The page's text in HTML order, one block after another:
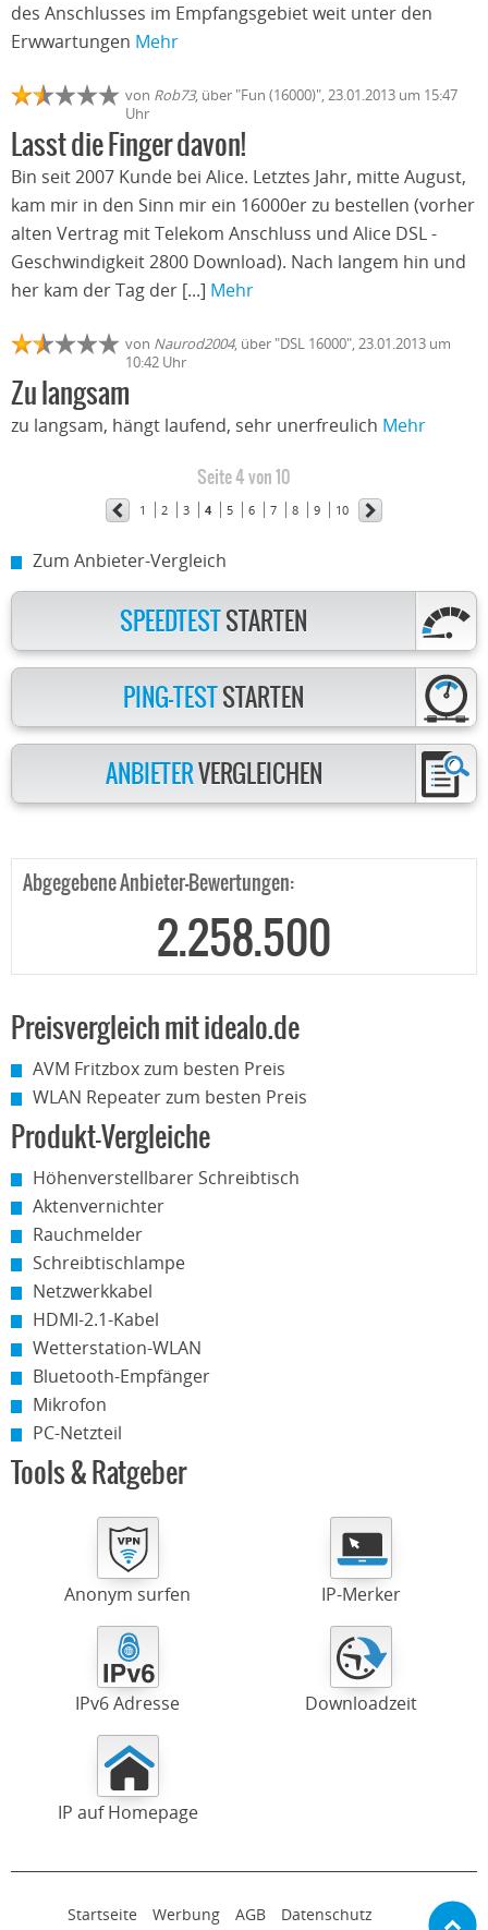
des Anschlusses im Empfangsgebiet weit unter den
Erwwartungen Mehr
von Rob73, über "Fun (16000)", 23.01.2013 um 15:47
Uhr
Lasst die Finger davon!
Bin seit 2007 Kunde bei Alice. Letztes Jahr, mitte August,
kam mir in den Sinn mir ein 16000er zu bestellen (vorher
alten Vertrag mit Telekom Anschluss und Alice DSL -
Geschwindigkeit 2800 Download). Nach langem hin und
her kam der Tag der [...] Mehr
von Naurod2004, über "DSL 16000", 23.01.2013 um
10:42 Uhr
Zu langsam
zu langsam, hängt laufend, sehr unerfreulich Mehr
Seite 4 von 10
1 2 3 4 5 6 7 8 9 10
Zum Anbieter-Vergleich
SPEEDTESTSTARTEN
PING-TESTSTARTEN
ANBIETERVERGLEICHEN
Abgegebene Anbieter-Bewertungen:
2.258.500
Preisvergleich mit idealo.de
AVM Fritzbox zum besten Preis
WLAN Repeater zum besten Preis
Produkt-Vergleiche
Höhenverstellbarer Schreibtisch
Aktenvernichter
Rauchmelder
Schreibtischlampe
Netzwerkkabel
HDMI-2.1-Kabel
Wetterstation-WLAN
Bluetooth-Empfänger
Mikrofon
PC-Netzteil
Tools & Ratgeber
Anonym surfen IP-Merker
IPv6 Adresse Downloadzeit
IP auf Homepage
Startseite Werbung AGB Datenschutz